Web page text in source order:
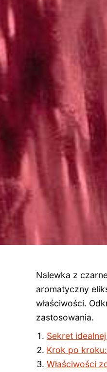
Nalewka z
aromatyczny
właściwości.
zastosowania.
Sekret
Krok po
Właściwości